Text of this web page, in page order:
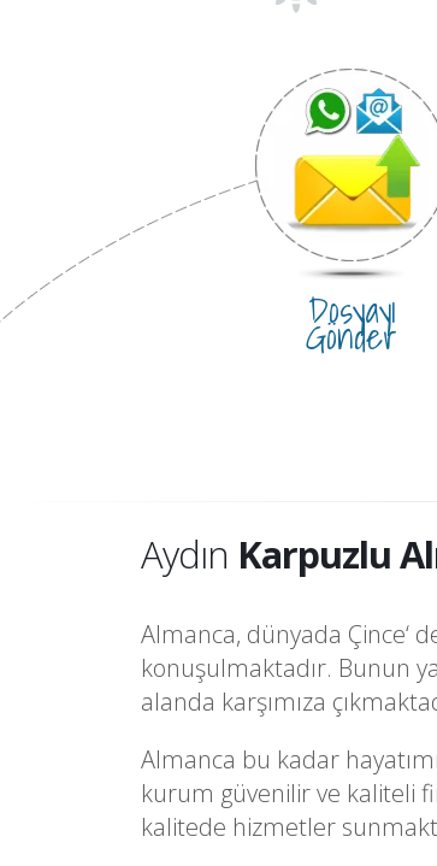
Dosyayı
Gönder
Aydın Karpuzlu
Almanca, dünyada Çince‘
konuşulmaktadır. Bunun
alanda karşımıza
Almanca bu kadar
kurum güvenilir ve kaliteli
kalitede hizmetler